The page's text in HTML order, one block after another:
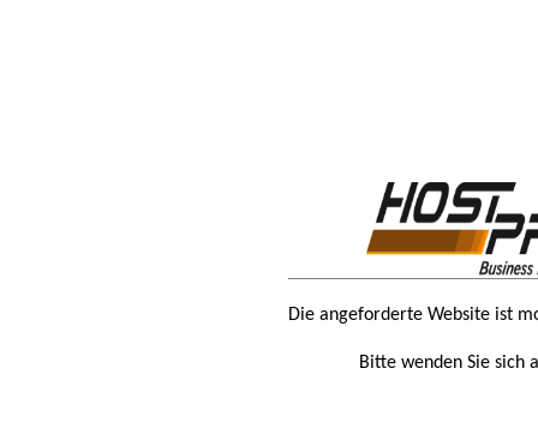
Die angeforderte Website ist
Bitte wenden Sie sich